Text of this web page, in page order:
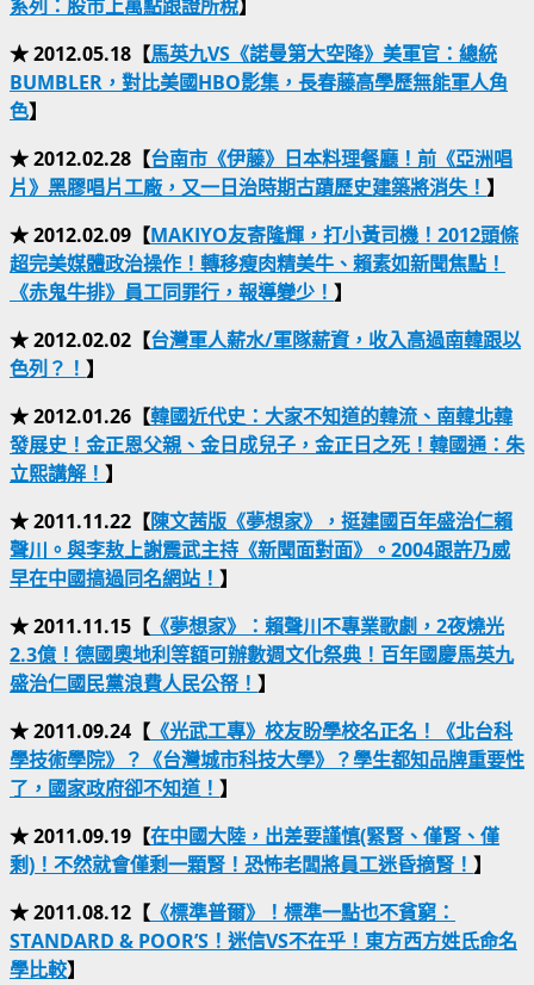
系列：股市上萬點跟證所稅】
★ 2012.05.18【馬英九VS《諾曼第大空降》美軍官：總統
BUMBLER，對比美國HBO影集，長春藤高學歷無能軍人角
色】
★ 2012.02.28【台南市《伊藤》日本料理餐廳！前《亞洲唱
片》黑膠唱片工廠，又一日治時期古蹟歷史建築將消失！ 】
★ 2012.02.09【MAKIYO友寄隆輝，打小黃司機！2012頭條
超完美媒體政治操作！轉移瘦肉精美牛、賴素如新聞焦點！
《赤鬼牛排》員工同罪行，報導變少！ 】
★ 2012.02.02【台灣軍人薪水/軍隊薪資，收入高過南韓跟以
色列？！ 】
★ 2012.01.26【韓國近代史：大家不知道的韓流、南韓北韓
發展史！金正恩父親、金日成兒子，金正日之死！韓國通：朱
立熙講解！ 】
★ 2011.11.22【陳文茜版《夢想家》，挺建國百年盛治仁賴
聲川。與李敖上謝震武主持《新聞面對面》。2004跟許乃威
早在中國搞過同名網站！ 】
★ 2011.11.15【 《夢想家》：賴聲川不專業歌劇，2夜燒光
2.3億！德國奧地利等額可辦數週文化祭典！百年國慶馬英九
盛治仁國民黨浪費人民公帑！ 】
★ 2011.09.24【 《光武工專》校友盼學校名正名！《北台科
學技術學院》？《台灣城市科技大學》？學生都知品牌重要性
了，國家政府卻不知道！ 】
★ 2011.09.19【在中國大陸，出差要謹慎(緊腎、僅腎、僅
剩)！不然就會僅剩一顆腎！恐怖老闆將員工迷昏摘腎！ 】
★ 2011.08.12【 《標準普爾》！標準一點也不貧窮：
STANDARD & POOR’S！迷信VS不在乎！東方西方姓氏命名
學比較】